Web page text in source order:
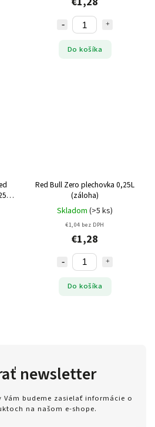
Do košíka
Red Bull Zero plechovka 0,25L
(záloha)
Skladom (>5 ks)
€1,04 bez DPH
€1,28
Do košíka
newsletter
budeme zasielať informácie o
na našom e-shope.